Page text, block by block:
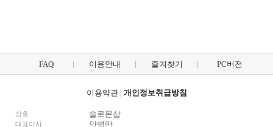
FAQ 이용안내 즐겨찾기 PC버전
이용약관| 개인정보취급방침
상호 솔로몬샵
대표이사 안병만